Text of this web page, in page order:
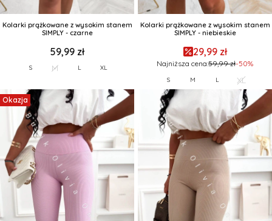
Kolarki prążkowane z wysokim stanem
SIMPLY - czarne
59,99 zł
S M L XL
Kolarki prążkowane z wysokim stanem
SIMPLY - niebieskie
29,99 zł
Najniższa cena:59,99 zł-50%
S M L XL
Okazja